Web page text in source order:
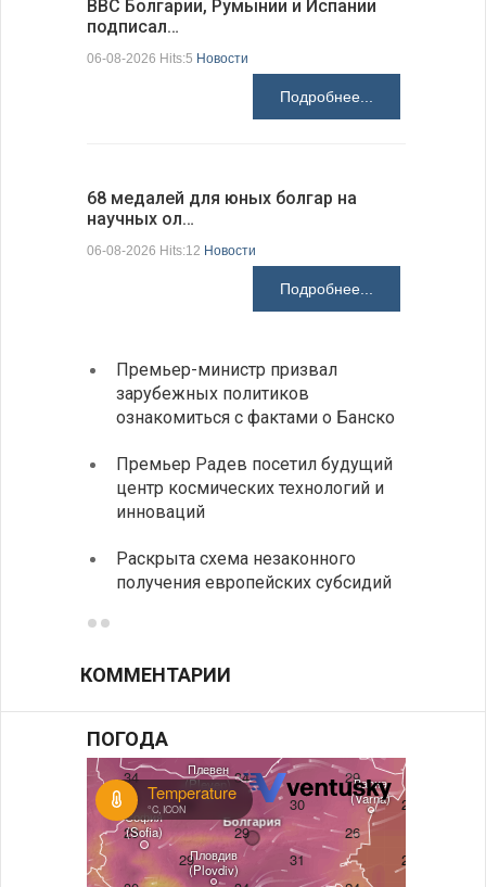
ВВС Болгарии, Румынии и Испании
подписал…
06-08-2026 Hits:5 Новости
Подробнее...
68 медалей для юных болгар на
научных ол…
06-08-2026 Hits:12 Новости
Подробнее...
Премьер-министр призвал
зарубежных политиков
ознакомиться с фактами о Банско
Премьер Радев посетил будущий
центр космических технологий и
инноваций
Раскрыта схема незаконного
получения европейских субсидий
КОММЕНТАРИИ
ПОГОДА